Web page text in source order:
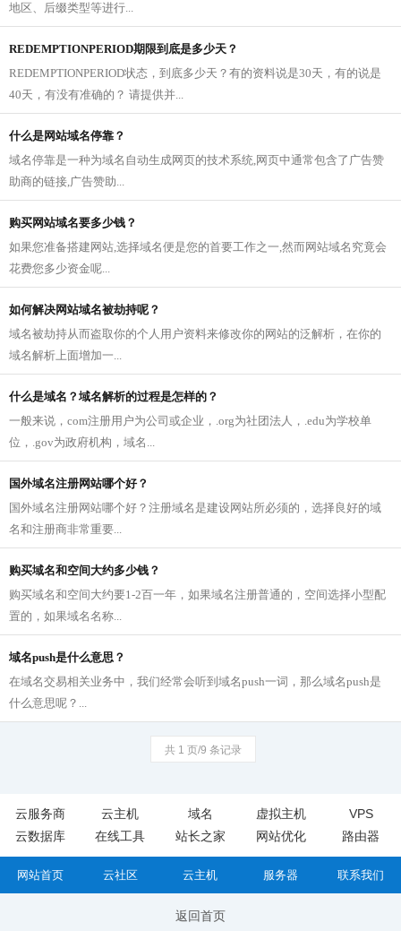
地区、后缀类型等进行...
REDEMPTIONPERIOD期限到底是多少天？
REDEMPTIONPERIOD状态，到底多少天？有的资料说是30天，有的说是
40天，有没有准确的？ 请提供并...
什么是网站域名停靠？
域名停靠是一种为域名自动生成网页的技术系统,网页中通常包含了广告赞
助商的链接,广告赞助...
购买网站域名要多少钱？
如果您准备搭建网站,选择域名便是您的首要工作之一,然而网站域名究竟会
花费您多少资金呢...
如何解决网站域名被劫持呢？
域名被劫持从而盗取你的个人用户资料来修改你的网站的泛解析，在你的
域名解析上面增加一...
什么是域名？域名解析的过程是怎样的？
一般来说，com注册用户为公司或企业，.org为社团法人，.edu为学校单
位，.gov为政府机构，域名...
国外域名注册网站哪个好？
国外域名注册网站哪个好？注册域名是建设网站所必须的，选择良好的域
名和注册商非常重要...
购买域名和空间大约多少钱？
购买域名和空间大约要1-2百一年，如果域名注册普通的，空间选择小型配
置的，如果域名名称...
域名push是什么意思？
在域名交易相关业务中，我们经常会听到域名push一词，那么域名push是
什么意思呢？...
共 1 页/9 条记录
云服务商 云主机 域名 虚拟主机
VPS
云数据库
在线工具 站长之家 网站优化 路由器
网站首页 云社区 云主机 服务器 联系我们
返回首页